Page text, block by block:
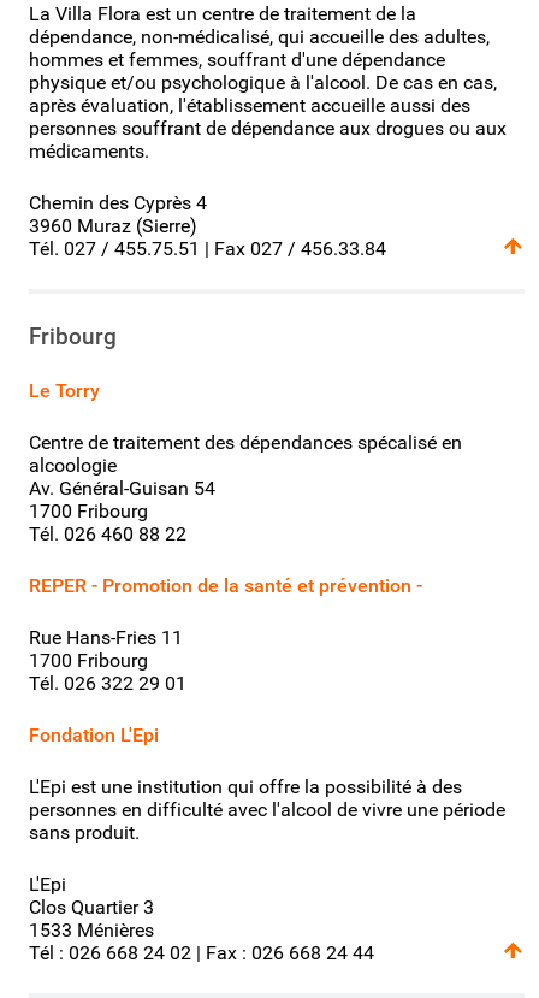
La Villa Flora est un centre de traitement de la
dépendance, non-médicalisé, qui accueille des adultes,
hommes et femmes, souffrant d'une dépendance
physique et/ou psychologique à l'alcool. De cas en cas,
après évaluation, l'établissement accueille aussi des
personnes souffrant de dépendance aux drogues ou aux
médicaments.
Chemin des Cyprès 4
3960 Muraz (Sierre)
Tél. 027 / 455.75.51 | Fax 027 / 456.33.84
Fribourg
Le Torry
Centre de traitement des dépendances spécalisé en
alcoologie
Av. Général-Guisan 54
1700 Fribourg
Tél. 026 460 88 22
REPER - Promotion de la santé et prévention -
Rue Hans-Fries 11
1700 Fribourg
Tél. 026 322 29 01
Fondation L'Epi
L'Epi est une institution qui offre la possibilité à des
personnes en difficulté avec l'alcool de vivre une période
sans produit.
L'Epi
Clos Quartier 3
1533 Ménières
Tél : 026 668 24 02 | Fax : 026 668 24 44